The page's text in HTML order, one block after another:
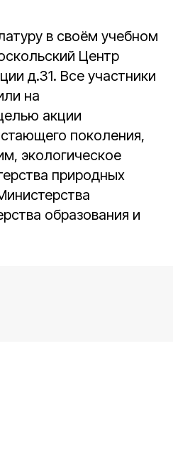
в своём учебном
Центр
д.31. Все участники
на
акции
поколения,
экологическое
природных
образования и